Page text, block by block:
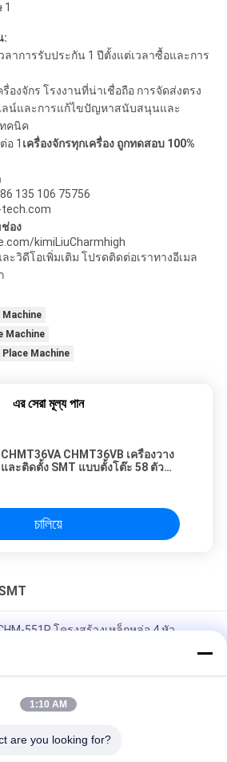
1
:
าการรับประกัน 1 ปีตั้งแต่เวลาซื้อและการ
องจักร โรงงานที่น่าเชื่อถือ การจัดส่งตรง
ไลน์และการแก้ไขปัญหาสนับสนุนและ
คนิค
อ 1 เครื่องจักรทุกเครื่อง ถูกทดสอบ 100%
135 106 75756
tech.com
ช่อง
kimiLiuCharmhigh
วิดีโอเพิ่มเติม โปรดติดต่อเราทางอีเมล
Machine
Machine
Machine
এর সেরা মূল্য পান
CHMT36VA CHMT36VB เครื่องวาง
และติดตั้ง SMT แบบตั้งโต๊ะ 58 ตัว
চালিয়ে
551P โครงสร้างเหล็กหล่อ 4 หัว
ความแม่นยำสูง เครื่อง SMT Pick
1:10 AM
are you looking for?